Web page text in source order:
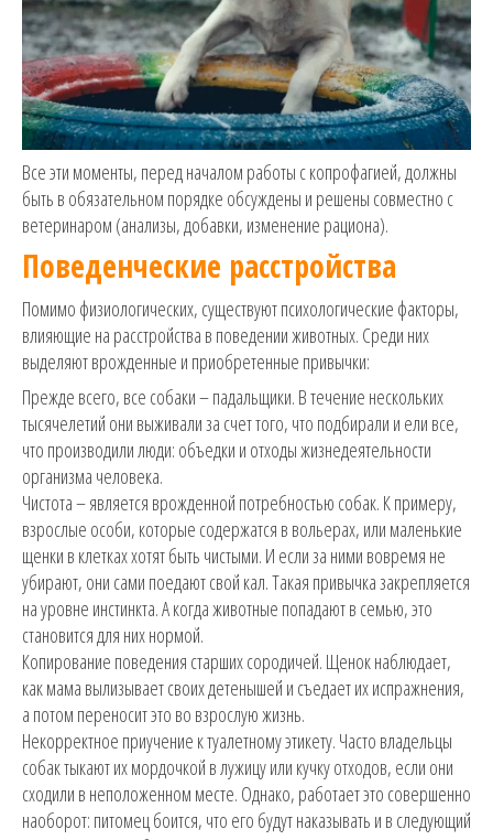
Все эти моменты, перед началом работы с копрофагией, должны
быть в обязательном порядке обсуждены и решены совместно с
ветеринаром (анализы, добавки, изменение рациона).
Поведенческие расстройства
Помимо физиологических, существуют психологические факторы,
влияющие на расстройства в поведении животных. Среди них
выделяют врожденные и приобретенные привычки:
Прежде всего, все собаки – падальщики. В течение нескольких
тысячелетий они выживали за счет того, что подбирали и ели все,
что производили люди: объедки и отходы жизнедеятельности
организма человека.
Чистота – является врожденной потребностью собак. К примеру,
взрослые особи, которые содержатся в вольерах, или маленькие
щенки в клетках хотят быть чистыми. И если за ними вовремя не
убирают, они сами поедают свой кал. Такая привычка закрепляется
на уровне инстинкта. А когда животные попадают в семью, это
становится для них нормой.
Копирование поведения старших сородичей. Щенок наблюдает,
как мама вылизывает своих детенышей и съедает их испражнения,
а потом переносит это во взрослую жизнь.
Некорректное приучение к туалетному этикету. Часто владельцы
собак тыкают их мордочкой в лужицу или кучку отходов, если они
сходили в неположенном месте. Однако, работает это совершенно
наоборот: питомец боится, что его будут наказывать и в следующий